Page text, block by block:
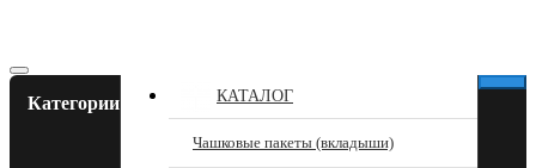
Категории КАТАЛОГ
Чашковые пакеты (вкладыши)